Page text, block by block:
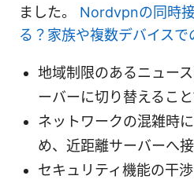
ました。 Nordvpnの同時
る？家族や複数デバイス
地域制限のあるニュー
ーバーに切り替えるこ
ネットワークの混雑時
め、近距離サーバーへ
セキュリティ機能の干